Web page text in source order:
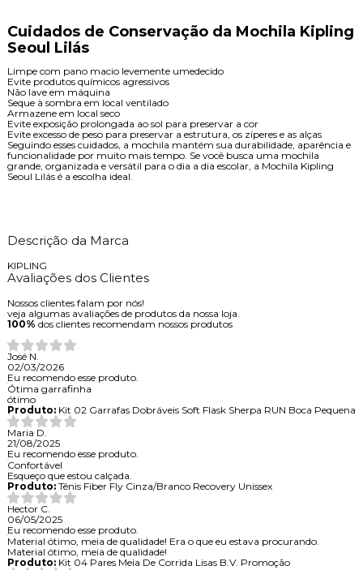
Cuidados de Conservação da Mochila Kipling
Seoul Lilás
Limpe com pano macio levemente umedecido
Evite produtos químicos agressivos
Não lave em máquina
Seque à sombra em local ventilado
Armazene em local seco
Evite exposição prolongada ao sol para preservar a cor
Evite excesso de peso para preservar a estrutura, os zíperes e as alças
Seguindo esses cuidados, a mochila mantém sua durabilidade, aparência e
funcionalidade por muito mais tempo. Se você busca uma mochila
grande, organizada e versátil para o dia a dia escolar, a Mochila Kipling
Seoul Lilás é a escolha ideal.
Descrição da Marca
KIPLING
Avaliações dos Clientes
Nossos clientes falam por nós!
veja algumas avaliações de produtos da nossa loja.
100% dos clientes recomendam nossos produtos
José N.
02/03/2026
Eu recomendo esse produto.
Ótima garrafinha
ótimo
Produto:Kit 02 Garrafas Dobráveis Soft Flask Sherpa RUN Boca Pequena
Maria D.
21/08/2025
Eu recomendo esse produto.
Confortável
Esqueço que estou calçada.
Produto:Tênis Fiber Fly Cinza/Branco Recovery Unissex
Hector C.
06/05/2025
Eu recomendo esse produto.
Material ótimo, meia de qualidade! Era o que eu estava procurando.
Material ótimo, meia de qualidade!
Produto:Kit 04 Pares Meia De Corrida Lisas B.V. Promoção